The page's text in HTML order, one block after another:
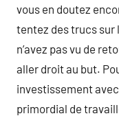
vous en doutez
tentez des trucs sur
n’avez pas vu de
aller droit au but.
investissement
primordial de